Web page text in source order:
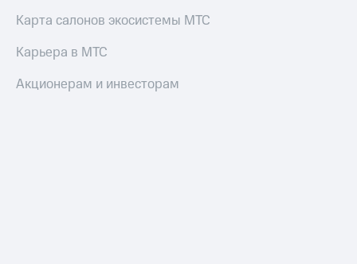
Карта салонов экосистемы МТС
Карьера в МТС
Акционерам и инвесторам